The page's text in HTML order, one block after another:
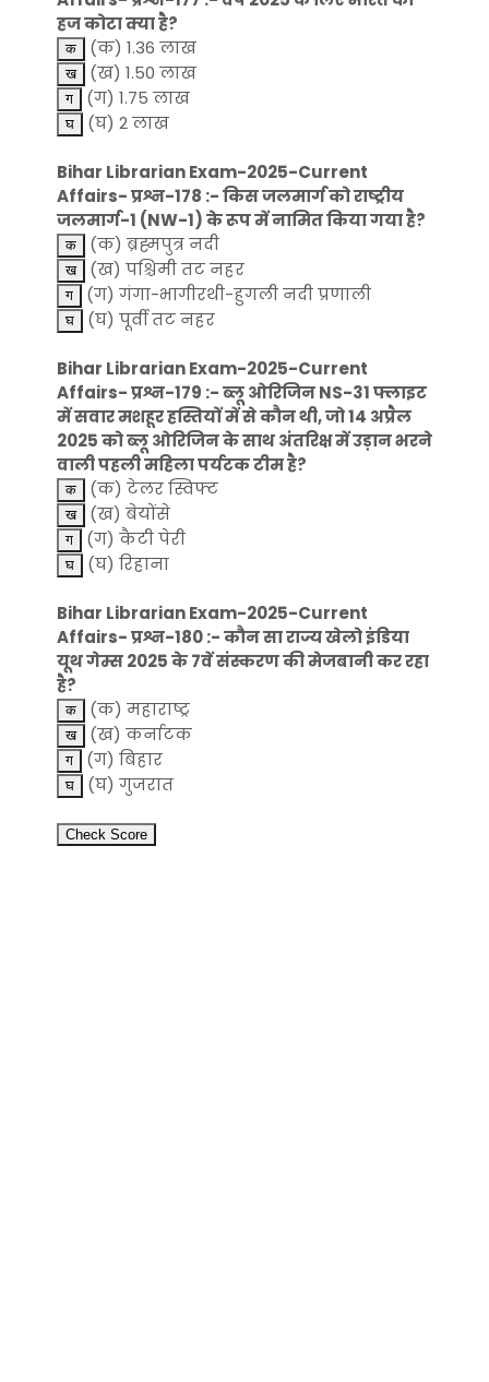
हज कोटा क्या है?
(क) 1.36 लाख
(ख) 1.50 लाख
(ग) 1.75 लाख
(घ) 2 लाख
Bihar Librarian Exam-2025-Current
Affairs- प्रश्न-178 :- किस जलमार्ग को राष्ट्रीय
जलमार्ग-1 (NW-1) के रूप में नामित किया गया है?
(क) ब्रह्मपुत्र नदी
(ख) पश्चिमी तट नहर
(ग) गंगा-भागीरथी-हुगली नदी प्रणाली
(घ) पूर्वी तट नहर
Bihar Librarian Exam-2025-Current
Affairs- प्रश्न-179 :- ब्लू ओरिजिन NS-31 फ्लाइट
में सवार मशहूर हस्तियों में से कौन थी, जो 14 अप्रैल
2025 को ब्लू ओरिजिन के साथ अंतरिक्ष में उड़ान भरने
वाली पहली महिला पर्यटक टीम है?
(क) टेलर स्विफ्ट
(ख) बेयोंसे
(ग) कैटी पेरी
(घ) रिहाना
Bihar Librarian Exam-2025-Current
Affairs- प्रश्न-180 :- कौन सा राज्य खेलो इंडिया
यूथ गेम्स 2025 के 7वें संस्करण की मेजबानी कर रहा
है?
(क) महाराष्ट्र
(ख) कर्नाटक
(ग) बिहार
(घ) गुजरात